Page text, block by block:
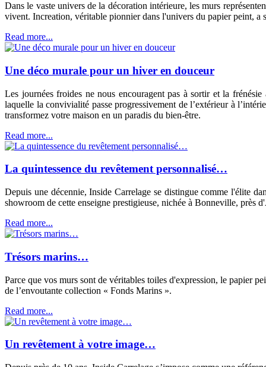
Dans le vaste univers de la décoration intérieure, les murs
vivent. Increation, véritable pionnier dans l'univers du papier peint, a
Read more...
Une déco murale pour un hiver en douceur
Les journées froides ne nous encouragent pas à sortir et la
laquelle la convivialité passe progressivement de l’extérieur à
transformez votre maison en un paradis du bien-être.
Read more...
La quintessence du revêtement personnalisé…
Depuis une décennie, Inside Carrelage se distingue comme l'élite
showroom de cette enseigne prestigieuse, nichée à Bonneville, près
Read more...
Trésors marins…
Parce que vos murs sont de véritables toiles d'expression, le papier
de l’envoutante collection « Fonds Marins ».
Read more...
Un revêtement à votre image…